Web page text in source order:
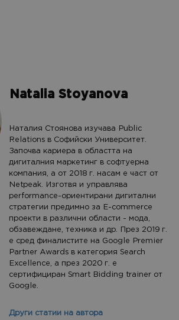
Natalia Stoyanova
Наталия Стоянова изучава Public
Relations в Софийски Университет.
Започва кариера в областта на
дигиталния маркетинг в софтуерна
компания, а от 2018 г. насам е част от
Netpeak. Изготвя и управлява
performance-ориентирани дигитални
стратегии предимно за E-commerce
проекти в различни области - мода,
обзавеждане, техника и др. През 2019 г.
е сред финалистите на Google Premier
Partner Awards в категория Search
Excellence, а през 2020 г. е
сертифициран Smart Bidding trainer от
Google.
Други статии на автора